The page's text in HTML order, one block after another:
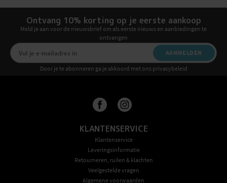
Ontvang 10% korting op je eerste aankoop
Meld je aan voor de nieuwsbrief om als eerste nieuws en aanbiedingen te
ontvangen
AANMELDEN
Door je te abonneren ga je akkoord met ons privacybeleid
KLANTENSERVICE
Klantenservice
Leveringsinformatie
Retourneren, ruilen & klachten
Veelgestelde vragen
Algemene voorwaarden